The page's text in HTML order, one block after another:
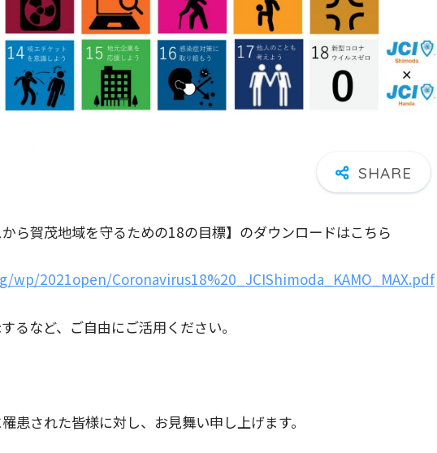
から賀茂地域を守るための18の目標】のダウンロードはこちら
wp/2021open/Coronavirus18%20_JCIShimoda_KAMO_MAX.pdf
るなど、ご自由にご活用ください。
患された皆様に対し、お見舞い申し上げます。